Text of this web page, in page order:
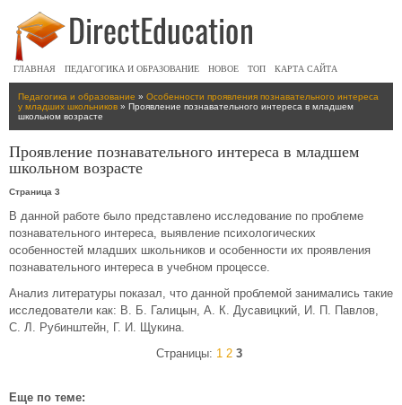
ГЛАВНАЯ ПЕДАГОГИКА И ОБРАЗОВАНИЕ НОВОЕ ТОП КАРТА САЙТА
Педагогика и образование » Особенности проявления познавательного интереса
у младших школьников » Проявление познавательного интереса в младшем
школьном возрасте
Проявление познавательного интереса в младшем
школьном возрасте
Страница 3
В данной работе было представлено исследование по проблеме
познавательного интереса, выявление психологических
особенностей младших школьников и особенности их проявления
познавательного интереса в учебном процессе.
Анализ литературы показал, что данной проблемой занимались такие
исследователи как: В. Б. Галицын, А. К. Дусавицкий, И. П. Павлов,
С. Л. Рубинштейн, Г. И. Щукина.
Страницы: 1 2 3
Еще по теме: